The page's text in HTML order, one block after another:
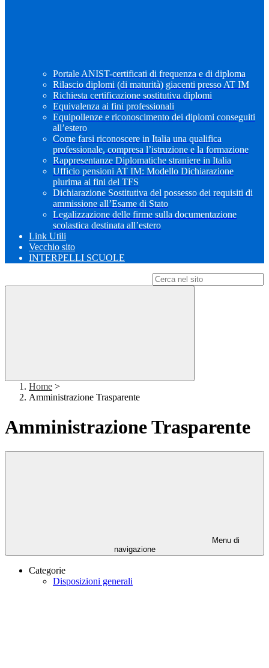
Portale ANIST-certificati di frequenza e di diploma
Rilascio diplomi (di maturità) giacenti presso AT IM
Richiesta certificazione sostitutiva diplomi
Equivalenza ai fini professionali
Equipollenze e riconoscimento dei diplomi conseguiti
all’estero
Come farsi riconoscere in Italia una qualifica
professionale, compresa l’istruzione e la formazione
Rappresentanze Diplomatiche straniere in Italia
Ufficio pensioni AT IM: Modello Dichiarazione
plurima ai fini del TFS
Dichiarazione Sostitutiva del possesso dei requisiti di
ammissione all’Esame di Stato
Legalizzazione delle firme sulla documentazione
scolastica destinata all’estero
Link Utili
Vecchio sito
INTERPELLI SCUOLE
Home >
Amministrazione Trasparente
Amministrazione Trasparente
Menu di
navigazione
Categorie
Disposizioni generali